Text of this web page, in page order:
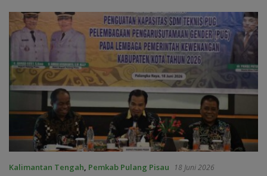
Kalimantan Tengah, Pemkab Pulang Pisau 18 Juni 2026